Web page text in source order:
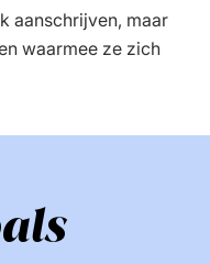
aanschrijven, maar
waarmee ze zich